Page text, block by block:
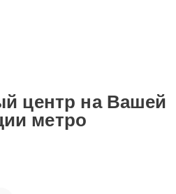
центр на Вашей
метро